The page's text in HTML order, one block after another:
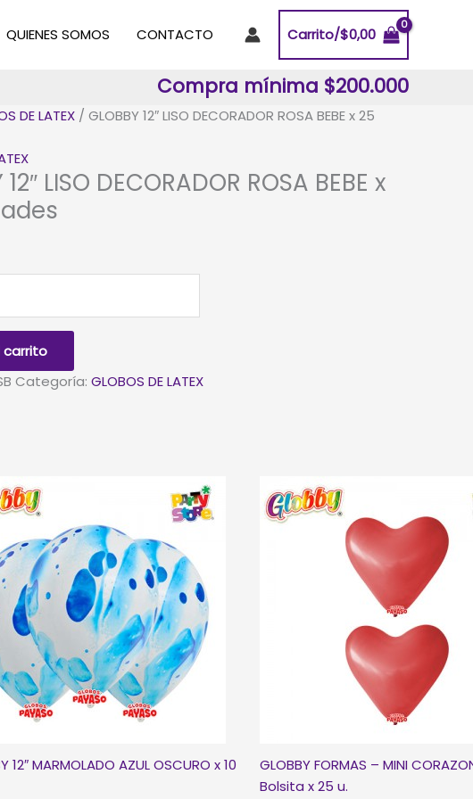
QUIENES SOMOS CONTACTO Carrito/$0,00
Compra mínima $200.000
DE LATEX / GLOBBY 12″ LISO DECORADOR ROSA BEBE x 25
12″ LISO DECORADOR ROSA BEBE x
carrito
Categoría: GLOBOS DE LATEX
12″ MARMOLADO AZUL OSCURO x 10
GLOBBY FORMAS – MINI
Bolsita x 25 u.